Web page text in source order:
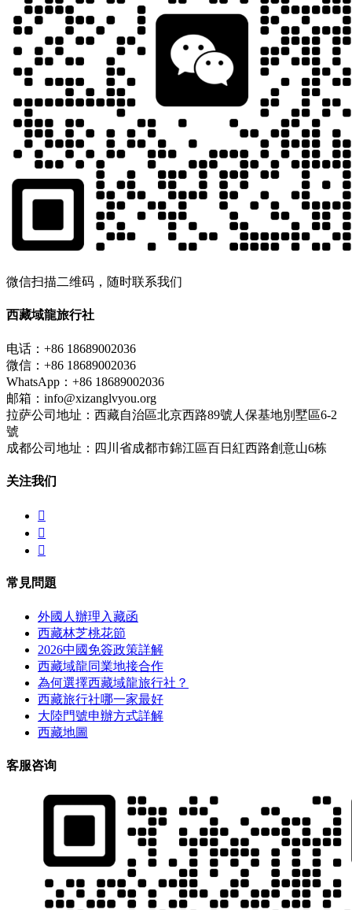
微信扫描二维码，随时联系我们
西藏域龍旅行社
电话：+86 18689002036
微信：+86 18689002036
WhatsApp：+86 18689002036
邮箱：info@xizanglvyou.org
拉萨公司地址：西藏自治區北京西路89號人保基地別墅區6-2
號
成都公司地址：四川省成都市錦江區百日紅西路創意山6栋
关注我们



常見問題
外國人辦理入藏函
西藏林芝桃花節
2026中國免簽政策詳解
西藏域龍同業地接合作
為何選擇西藏域龍旅行社？
西藏旅行社哪一家最好
大陸門號申辦方式詳解
西藏地圖
客服咨询